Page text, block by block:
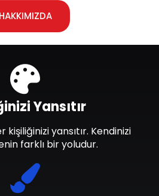
HAKKIMIZDA
Yansıtır
yansıtır. Kendinizi
farklı bir yoludur.